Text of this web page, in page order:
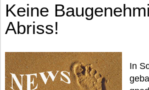
Keine
Abriss!
In